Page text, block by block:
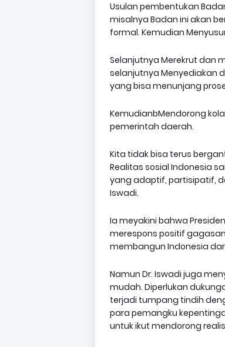
Usulan pembentukan
misalnya Badan ini akan
formal. Kemudian
Selanjutnya Merekrut dan
selanjutnya Menyediakan
yang bisa menunjang
KemudianbMendorong
pemerintah daerah.
Kita tidak bisa terus
Realitas sosial Indonesia
yang adaptif, partisipatif,
Iswadi.
Ia meyakini bahwa
merespons positif
membangun Indonesia
Namun Dr. Iswadi juga
mudah. Diperlukan
terjadi tumpang tindih
para pemangku
untuk ikut mendorong